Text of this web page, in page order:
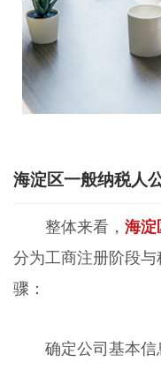
海淀区一般纳税人
整体来看， 海淀
分为工商注册阶段
骤：
确定公司基本信